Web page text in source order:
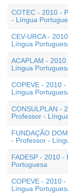
COTEC - 2010 -
- Língua
CEV-URCA -
Língua
ACAPLAM -
Língua
COPEVE - 2010
Língua
CONSULPLAN -
Professor -
FUNDAÇÃO
- Professor -
FADESP - 2010 -
Portuguesa
COPEVE - 2010
Língua